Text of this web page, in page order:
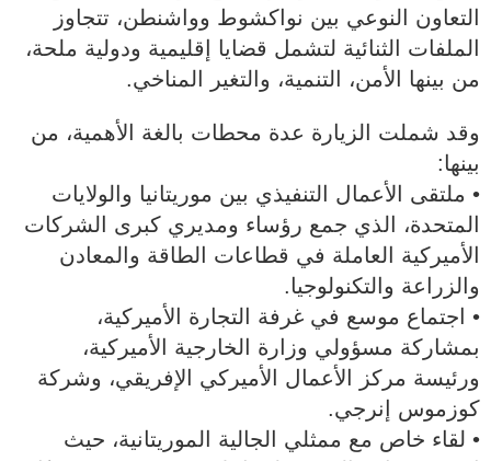
التعاون النوعي بين نواكشوط وواشنطن، تتجاوز
الملفات الثنائية لتشمل قضايا إقليمية ودولية ملحة،
من بينها الأمن، التنمية، والتغير المناخي.
وقد شملت الزيارة عدة محطات بالغة الأهمية، من
بينها:
• ملتقى الأعمال التنفيذي بين موريتانيا والولايات
المتحدة، الذي جمع رؤساء ومديري كبرى الشركات
الأميركية العاملة في قطاعات الطاقة والمعادن
والزراعة والتكنولوجيا.
• اجتماع موسع في غرفة التجارة الأميركية،
بمشاركة مسؤولي وزارة الخارجية الأميركية،
ورئيسة مركز الأعمال الأميركي الإفريقي، وشركة
كوزموس إنرجي.
• لقاء خاص مع ممثلي الجالية الموريتانية، حيث